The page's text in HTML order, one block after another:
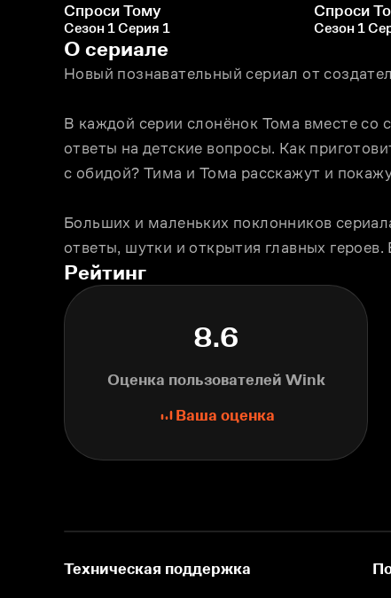
Спроси Тому
Сезон 1 Серия 1
Спроси
Сезон 1
О сериале
Новый познавательный сериал от
В каждой серии слонёнок Тома вместе
ответы на детские вопросы. Как
с обидой? Тима и Тома расскажут и
Больших и маленьких поклонников
ответы, шутки и открытия главных
Рейтинг
8.6
Оценка пользователей Wink
Ваша оценка
Техническая поддержка